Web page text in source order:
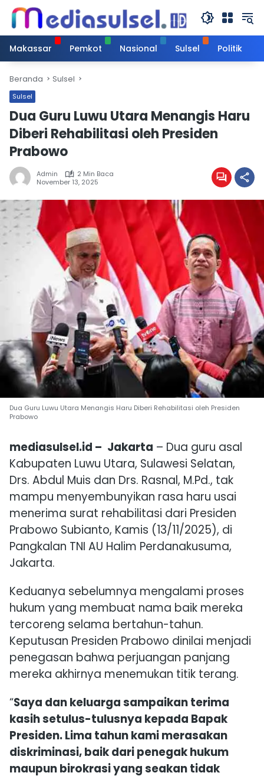
Langsung
konten
Makassar
Pemkot Nasional Sulsel Politik
Beranda Sulsel
Sulsel
Dua Guru Luwu Utara Menangis Haru
Diberi Rehabilitasi oleh Presiden
Prabowo
Admin
2 Min Baca
November 13, 2025
Dua Guru Luwu Utara Menangis Haru Diberi Rehabilitasi oleh Presiden
Prabowo
mediasulsel.id – Jakarta – Dua guru asal
Kabupaten Luwu Utara, Sulawesi Selatan,
Drs. Abdul Muis dan Drs. Rasnal, M.Pd., tak
mampu menyembunyikan rasa haru usai
menerima surat rehabilitasi dari Presiden
Prabowo Subianto, Kamis (13/11/2025), di
Pangkalan TNI AU Halim Perdanakusuma,
Jakarta.
Keduanya sebelumnya mengalami proses
hukum yang membuat nama baik mereka
tercoreng selama bertahun-tahun.
Keputusan Presiden Prabowo dinilai menjadi
penegasan bahwa perjuangan panjang
mereka akhirnya menemukan titik terang.
“Saya dan keluarga sampaikan terima
kasih setulus-tulusnya kepada Bapak
Presiden. Lima tahun kami merasakan
diskriminasi, baik dari penegak hukum
maupun birokrasi yang seakan tidak